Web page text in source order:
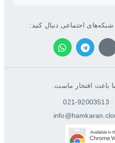
اجتماعی دنبال کنید:
افتخار ماست.